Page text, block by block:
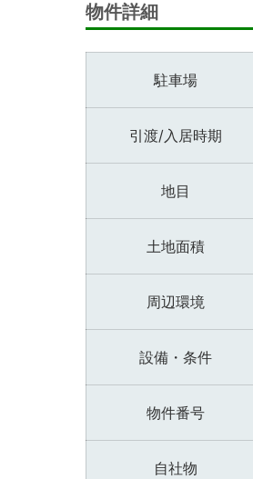
物件詳細
駐車場
引渡/入居時期
地目
土地面積
周辺環境
設備・条件
物件番号
自社物